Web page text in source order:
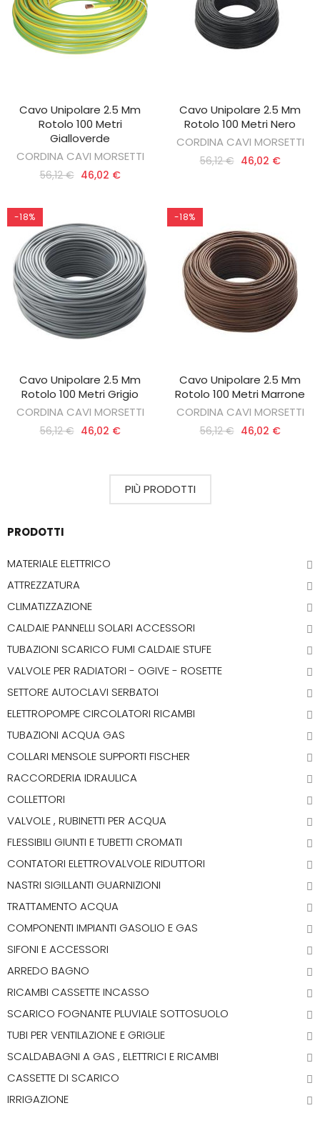
AGGIUNGI AL CARRELLO
Cavo Unipolare 2.5 Mm
Rotolo 100 Metri
Gialloverde
CORDINA CAVI MORSETTI
56,12 € 46,02 €
AGGIUNGI AL CARRELLO
Cavo Unipolare 2.5 Mm
Rotolo 100 Metri Nero
CORDINA CAVI MORSETTI
56,12 € 46,02 €
-18%
AGGIUNGI AL CARRELLO
Cavo Unipolare 2.5 Mm
Rotolo 100 Metri Grigio
CORDINA CAVI MORSETTI
56,12 € 46,02 €
-18%
AGGIUNGI AL CARRELLO
Cavo Unipolare 2.5 Mm
Rotolo 100 Metri Marrone
CORDINA CAVI MORSETTI
56,12 € 46,02 €
PIÙ PRODOTTI
PRODOTTI
MATERIALE ELETTRICO
ATTREZZATURA
CLIMATIZZAZIONE
CALDAIE PANNELLI SOLARI ACCESSORI
TUBAZIONI SCARICO FUMI CALDAIE STUFE
VALVOLE PER RADIATORI - OGIVE - ROSETTE
SETTORE AUTOCLAVI SERBATOI
ELETTROPOMPE CIRCOLATORI RICAMBI
TUBAZIONI ACQUA GAS
COLLARI MENSOLE SUPPORTI FISCHER
RACCORDERIA IDRAULICA
COLLETTORI
VALVOLE , RUBINETTI PER ACQUA
FLESSIBILI GIUNTI E TUBETTI CROMATI
CONTATORI ELETTROVALVOLE RIDUTTORI
NASTRI SIGILLANTI GUARNIZIONI
TRATTAMENTO ACQUA
COMPONENTI IMPIANTI GASOLIO E GAS
SIFONI E ACCESSORI
ARREDO BAGNO
RICAMBI CASSETTE INCASSO
SCARICO FOGNANTE PLUVIALE SOTTOSUOLO
TUBI PER VENTILAZIONE E GRIGLIE
SCALDABAGNI A GAS , ELETTRICI E RICAMBI
CASSETTE DI SCARICO
IRRIGAZIONE